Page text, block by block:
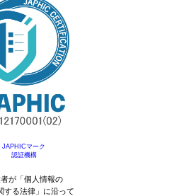
JAPHICマーク
認証機構
が「個人情報の
する法律」に沿って